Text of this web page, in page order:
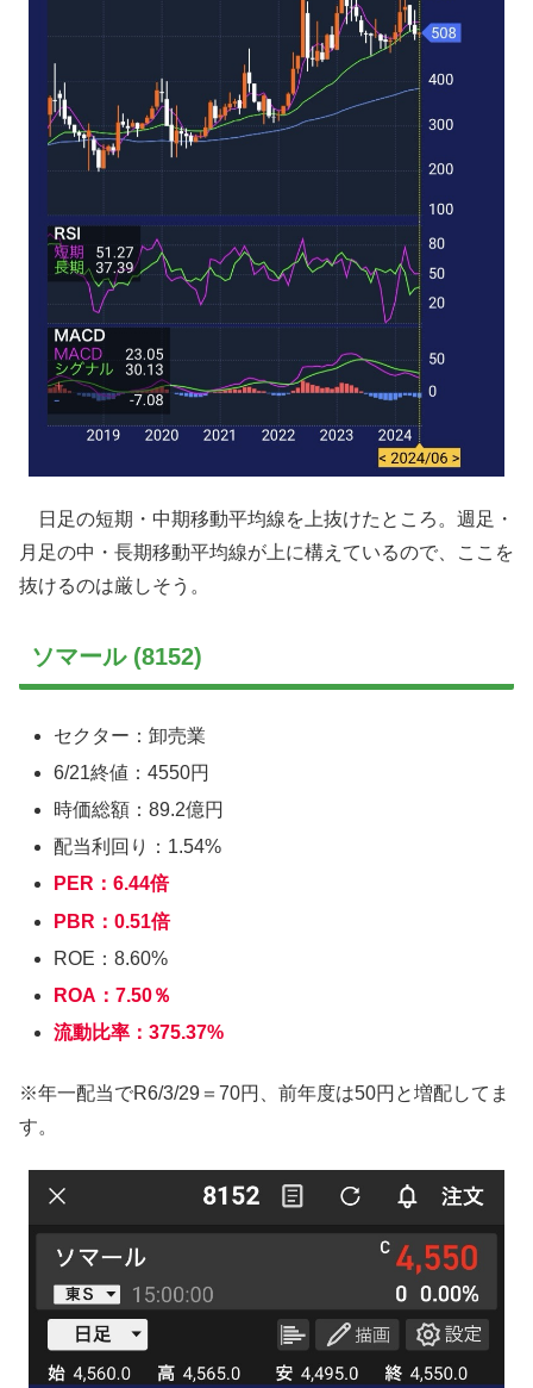
日足の短期・中期移動平均線を上抜けたところ。週足・
月足の中・長期移動平均線が上に構えているので、ここを
抜けるのは厳しそう。
ソマール (8152)
セクター：卸売業
6/21終値：4550円
時価総額：89.2億円
配当利回り：1.54%
PER：6.44倍
PBR：0.51倍
ROE：8.60%
ROA：7.50％
流動比率：375.37%
※年一配当でR6/3/29＝70円、前年度は50円と増配してま
す。